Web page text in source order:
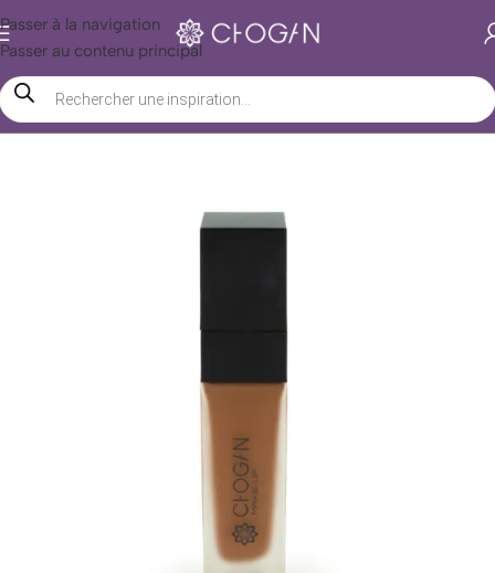
Passer à la navigation
Passer au contenu principal
Accueil/ Boutique Chogan/ Beauté/ Maquillage/ Visage